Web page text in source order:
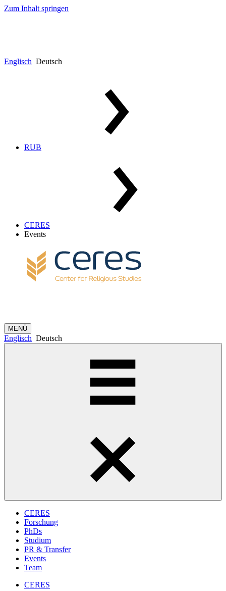
Zum Inhalt springen
Englisch Deutsch
RUB
CERES
Events
MENÜ
Englisch Deutsch
CERES
Forschung
PhDs
Studium
PR & Transfer
Events
Team
CERES